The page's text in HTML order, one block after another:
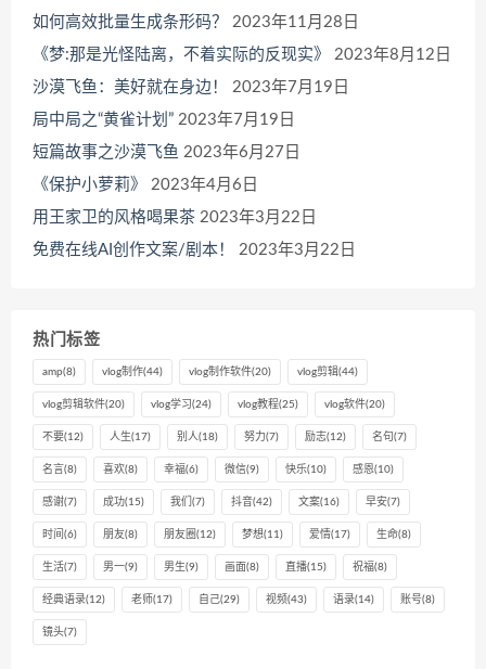
如何高效批量生成条形码？
2023年11月28日
《梦:那是光怪陆离，不着实际的反现实》
2023年8月12日
沙漠飞鱼：美好就在身边！
2023年7月19日
局中局之“黄雀计划” 2023年7月19日
短篇故事之沙漠飞鱼 2023年6月27日
《保护小萝莉》
2023年4月6日
用王家卫的风格喝果茶 2023年3月22日
免费在线AI创作文案/剧本！
2023年3月22日
热门标签
amp(8) vlog制作(44) vlog制作软件(20) vlog剪辑(44)
vlog剪辑软件(20) vlog学习(24) vlog教程(25) vlog软件(20)
不要(12) 人生(17) 别人(18) 努力(7) 励志(12) 名句(7)
名言 (8) 喜欢(8) 幸福(6) 微信(9) 快乐(10) 感恩(10)
感谢(7) 成功(15) 我们 (7) 抖音(42) 文案(16) 早安(7)
时间 (6) 朋友(8) 朋友圈 (12) 梦想(11) 爱情(17) 生命(8)
生活(7) 男一(9) 男生(9) 画面(8) 直播(15) 祝福(8)
经典语录(12) 老师(17) 自己(29) 视频(43) 语录(14) 账号(8)
镜头(7)